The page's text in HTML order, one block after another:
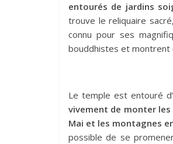
entourés de jardins
trouve le reliquaire
connu pour ses
bouddhistes et montrent
Le temple est entouré
vivement de monter les
Mai et les montagnes
possible de se